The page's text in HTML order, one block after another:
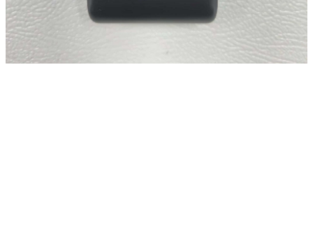
ボックス・ビニル電線管付属品・引き込
みカバー
工具関連